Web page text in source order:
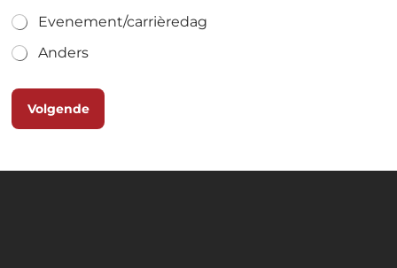
Evenement/carrièredag
Anders
Volgende